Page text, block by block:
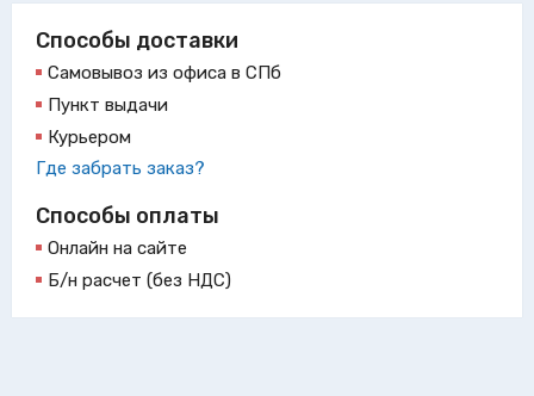
Способы доставки
Самовывоз из офиса в СПб
Пункт выдачи
Курьером
Где забрать заказ?
Способы оплаты
Онлайн на сайте
Б/н расчет (без НДС)